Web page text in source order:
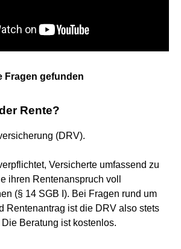
Fragen gefunden
Rente?
(DRV).
Versicherte umfassend zu
ihren Rentenanspruch voll
(§ 14 SGB I). Bei Fragen rund um
Rentenantrag ist die DRV also stets
Beratung ist kostenlos.